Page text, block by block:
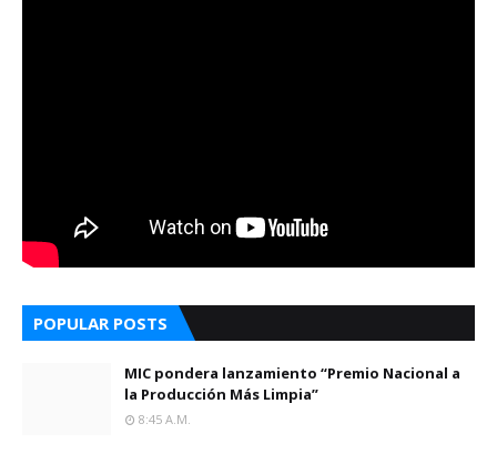
POPULAR POSTS
MIC pondera lanzamiento “Premio Nacional a
la Producción Más Limpia”
8:45 A.m.